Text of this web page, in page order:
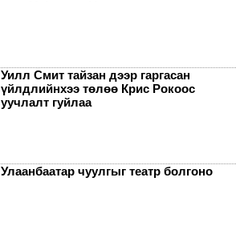
Уилл Смит тайзан дээр гаргасан
үйлдлийнхээ төлөө Крис Рокоос
уучлалт гуйлаа
Улаанбаатар чуулгыг театр болгоно